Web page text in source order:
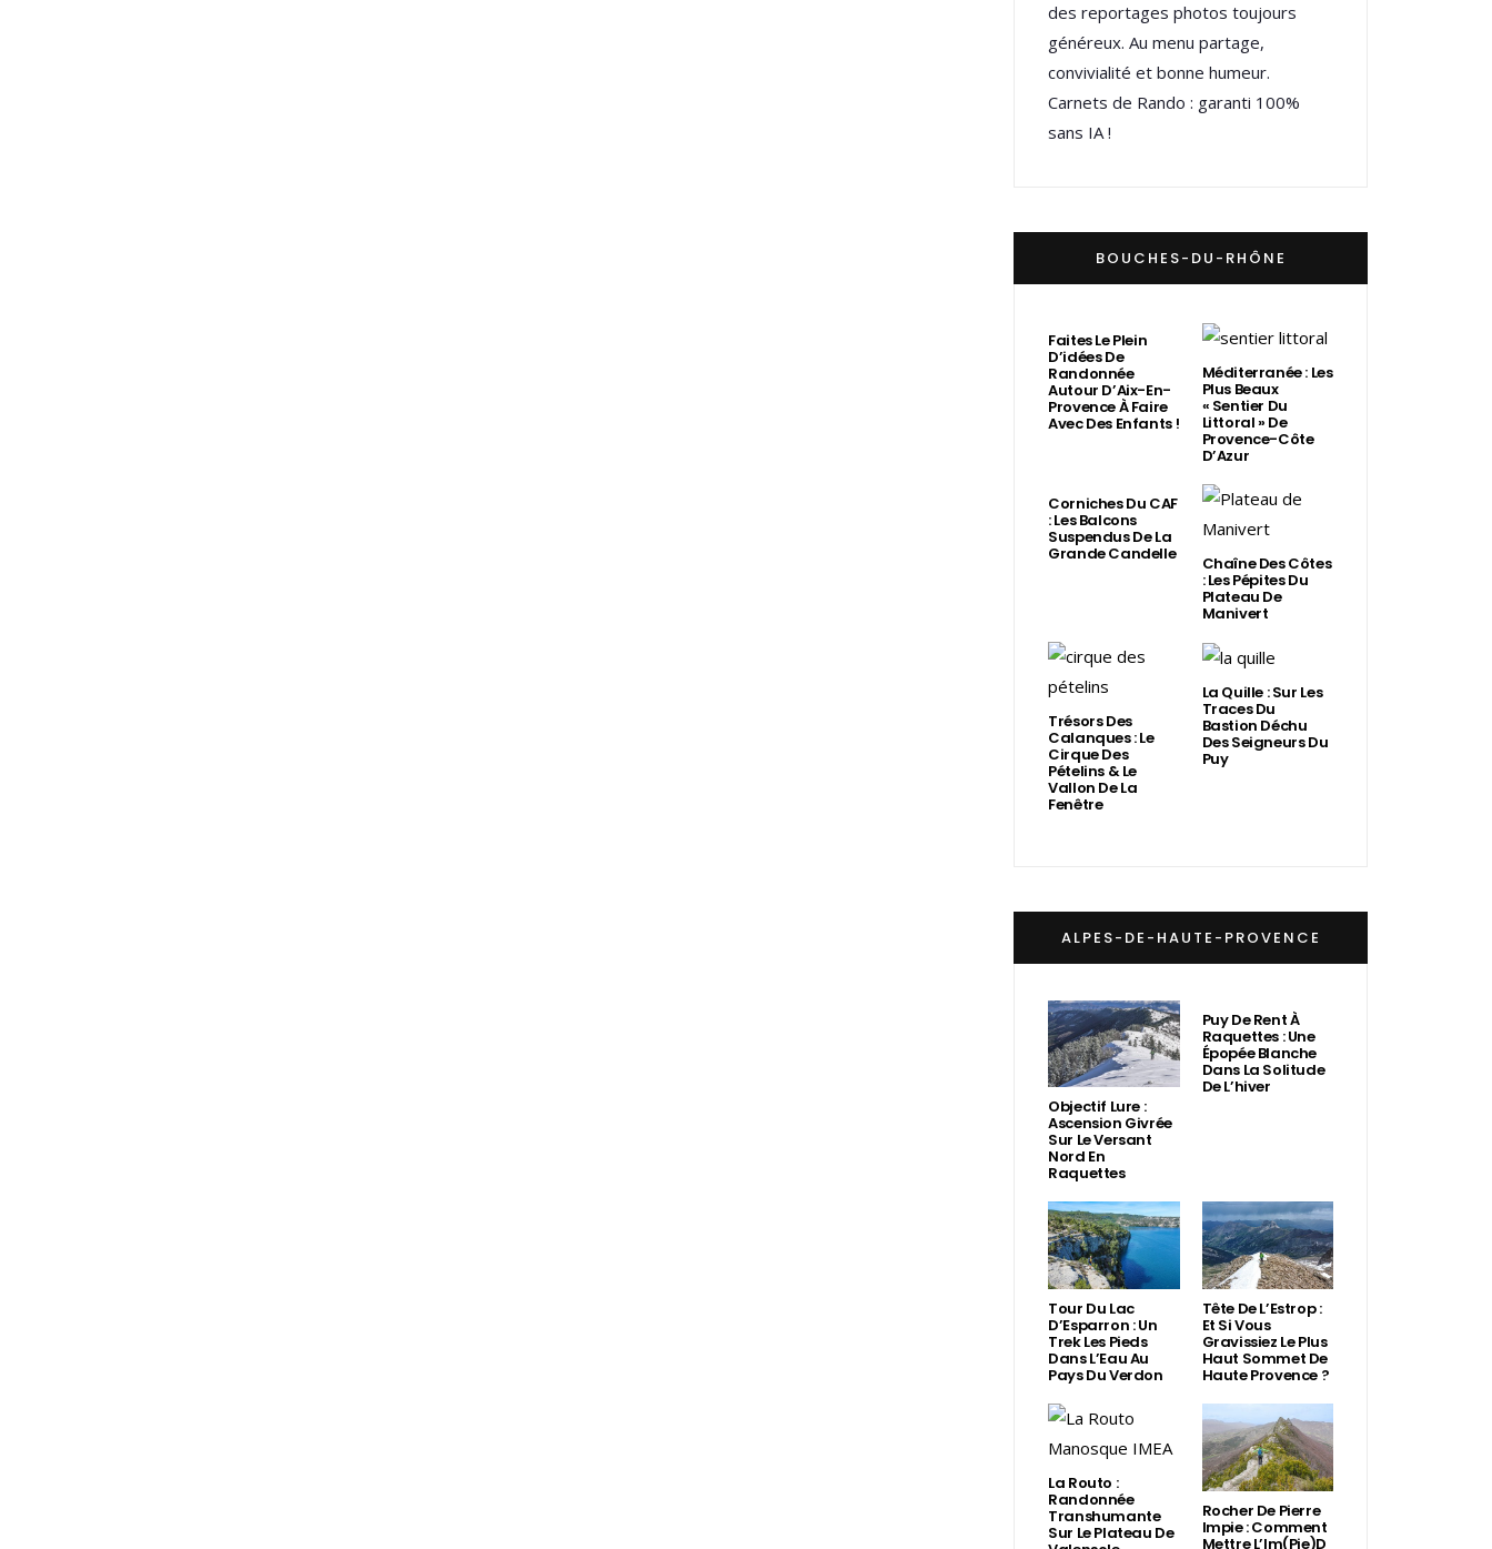
des reportages photos toujours
généreux. Au menu partage,
convivialité et bonne humeur.
Carnets de Rando : garanti 100%
sans IA !
BOUCHES-DU-RHÔNE
Faites Le Plein
D’idées De
Randonnée
Autour D’Aix-En-
Provence À Faire
Avec Des Enfants !
Méditerranée : Les
Plus Beaux
« Sentier Du
Littoral » De
Provence-Côte
D’Azur
Corniches Du CAF
: Les Balcons
Suspendus De La
Grande Candelle Chaîne Des Côtes
: Les Pépites Du
Plateau De
Manivert
Trésors Des
Calanques : Le
Cirque Des
Pételins & Le
Vallon De La
Fenêtre
La Quille : Sur Les
Traces Du
Bastion Déchu
Des Seigneurs Du
Puy
ALPES-DE-HAUTE-PROVENCE
Objectif Lure :
Ascension Givrée
Sur Le Versant
Nord En
Raquettes
Puy De Rent À
Raquettes : Une
Épopée Blanche
Dans La Solitude
De L’hiver
Tour Du Lac
D’Esparron : Un
Trek Les Pieds
Dans L’Eau Au
Pays Du Verdon
Tête De L’Estrop :
Et Si Vous
Gravissiez Le Plus
Haut Sommet De
Haute Provence ?
La Routo :
Randonnée
Transhumante
Sur Le Plateau De
Rocher De Pierre
Impie : Comment
Mettre L’Im(Pie)d